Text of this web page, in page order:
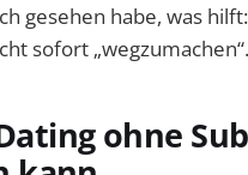
gesehen habe, was
sofort „wegzumachen“.
ohne